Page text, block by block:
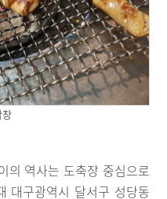
의 역사는 도축장 중심으로
대구광역시 달서구 성당동